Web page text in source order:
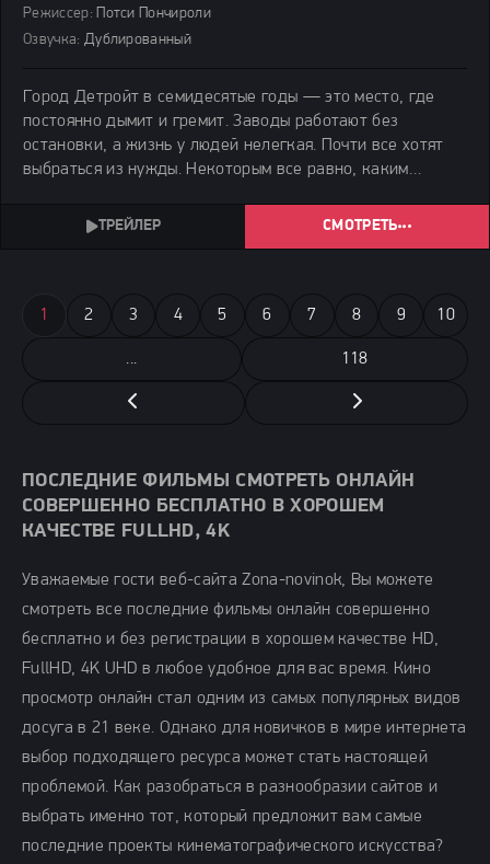
Режиссер: Потси Пончироли
Озвучка: Дублированный
Город Детройт в семидесятые годы — это место, где
постоянно дымит и гремит. Заводы работают без
остановки, а жизнь у людей нелегкая. Почти все хотят
выбраться из нужды. Некоторым все равно, каким
честный.
СМОТРЕТЬ
1 2 3 4 5 6 7 8 9 10
... 118
ПОСЛЕДНИЕ ФИЛЬМЫ СМОТРЕТЬ ОНЛАЙН
СОВЕРШЕННО БЕСПЛАТНО В ХОРОШЕМ
КАЧЕСТВЕ FULLHD, 4K
Уважаемые гости веб-сайта Zona-novinok, Вы можете
смотреть все последние фильмы онлайн совершенно
бесплатно и без регистрации в хорошем качестве HD,
FullHD, 4K UHD в любое удобное для вас время. Кино
просмотр онлайн стал одним из самых популярных видов
досуга в 21 веке. Однако для новичков в мире интернета
выбор подходящего ресурса может стать настоящей
проблемой. Как разобраться в разнообразии сайтов и
выбрать именно тот, который предложит вам самые
последние проекты кинематографического искусства?